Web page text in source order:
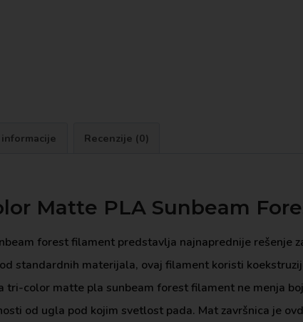
Recenzije (0)
Matte PLA Sunbeam
forest filament predstavlja najnaprednije rešenje
standardnih materijala, ovaj filament koristi
tri-color matte pla sunbeam forest filament ne menja
od ugla pod kojim svetlost pada. Mat završnica je